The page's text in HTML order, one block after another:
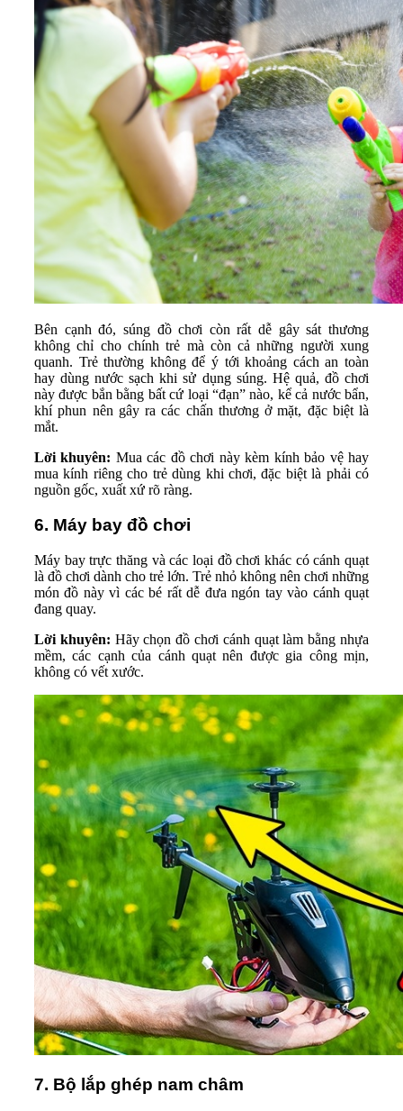
Bên cạnh đó, súng đồ chơi còn rất dễ gây sát thương
không chỉ cho chính trẻ mà còn cả những người xung
quanh. Trẻ thường không để ý tới khoảng cách an toàn
hay dùng nước sạch khi sử dụng súng. Hệ quả, đồ chơi
này được bắn bằng bất cứ loại “đạn” nào, kể cả nước bẩn,
khí phun nên gây ra các chấn thương ở mặt, đặc biệt là
mắt.
Lời khuyên: Mua các đồ chơi này kèm kính bảo vệ hay
mua kính riêng cho trẻ dùng khi chơi, đặc biệt là phải có
nguồn gốc, xuất xứ rõ ràng.
6. Máy bay đồ chơi
Máy bay trực thăng và các loại đồ chơi khác có cánh quạt
là đồ chơi dành cho trẻ lớn. Trẻ nhỏ không nên chơi những
món đồ này vì các bé rất dễ đưa ngón tay vào cánh quạt
đang quay.
Lời khuyên: Hãy chọn đồ chơi cánh quạt làm bằng nhựa
mềm, các cạnh của cánh quạt nên được gia công mịn,
không có vết xước.
7. Bộ lắp ghép nam châm